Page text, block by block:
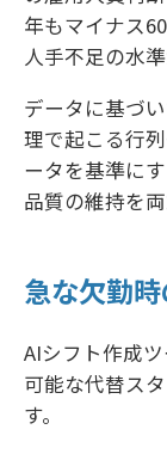
年もマイナス
人手不足の水
データに基づ
理で起こる行
ータを基準に
品質の維持を
急な欠勤
AIシフト作成
可能な代替ス
す。